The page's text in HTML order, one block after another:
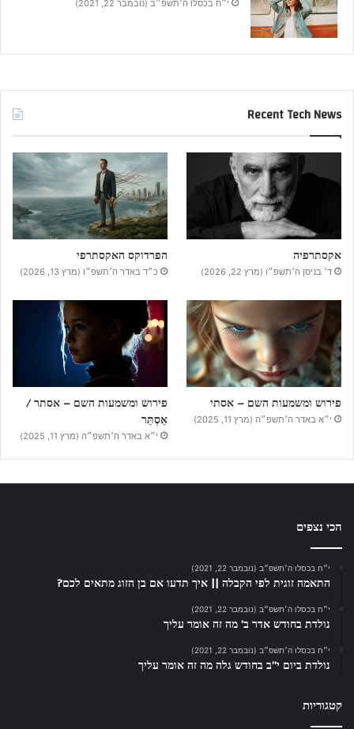
י״ח בכסלו ה׳תשפ״ב (נובמבר 22, 2021)
Recent Tech News
אקסתרפיה
ד׳ בניסן ה׳תשפ״ו (מרץ 22, 2026)
הפרדוקס האקסתרפי
כ״ד באדר ה׳תשפ״ו (מרץ 13, 2026)
פירוש ומשמעות השם – אסתי
י״א באדר ה׳תשפ״ה (מרץ 11, 2025)
פירוש ומשמעות השם – אסתר /
אֵסְתֵּר
י״א באדר ה׳תשפ״ה (מרץ 11, 2025)
הכי נצפים
י״ח בכסלו ה׳תשפ״ב (נובמבר 22, 2021)
התאמה זוגית לפי הקבלה || איך תדעו אם בן הזוג מתאים לכם?
י״ח בכסלו ה׳תשפ״ב (נובמבר 22, 2021)
נולדת בחודש אדר ב’ מה זה אומר עליך
י״ח בכסלו ה׳תשפ״ב (נובמבר 22, 2021)
נולדת ביום י”ב בחודש גלה מה זה אומר עליך
קטגוריות